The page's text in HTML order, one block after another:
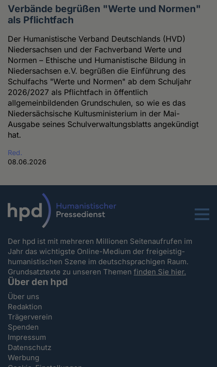
Verbände begrüßen "Werte und Normen"
als Pflichtfach
Der Humanistische Verband Deutschlands (HVD)
Niedersachsen und der Fachverband Werte und
Normen – Ethische und Humanistische Bildung in
Niedersachsen e.V. begrüßen die Einführung des
Schulfachs "Werte und Normen" ab dem Schuljahr
2026/2027 als Pflichtfach in öffentlich
allgemeinbildenden Grundschulen, so wie es das
Niedersächsische Kultusministerium in der Mai-
Ausgabe seines Schulverwaltungsblatts angekündigt
hat.
Red.
08.06.2026
Menu
Der hpd ist mit mehreren Millionen Seitenaufrufen im
Jahr das wichtigste Online-Medium der freigeistig-
humanistischen Szene im deutschsprachigen Raum.
Grundsatztexte zu unseren Themenfinden Sie hier.
Über den hpd
Über uns
Redaktion
Trägerverein
Spenden
Impressum
Datenschutz
Werbung